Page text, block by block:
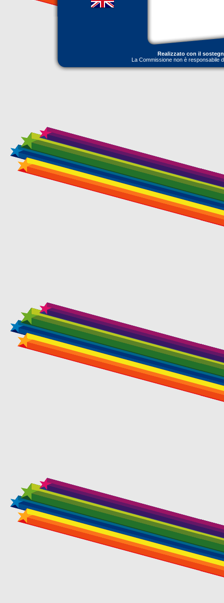
Realizzato con il
La Commissione non è responsabile